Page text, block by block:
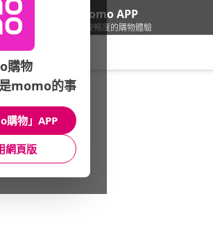
下載momo APP
給你3倍流暢度的購物體驗
票券/美食餐券/精選大牌
館長推薦 月銷量
購物
momo的事
購物」APP
網頁版